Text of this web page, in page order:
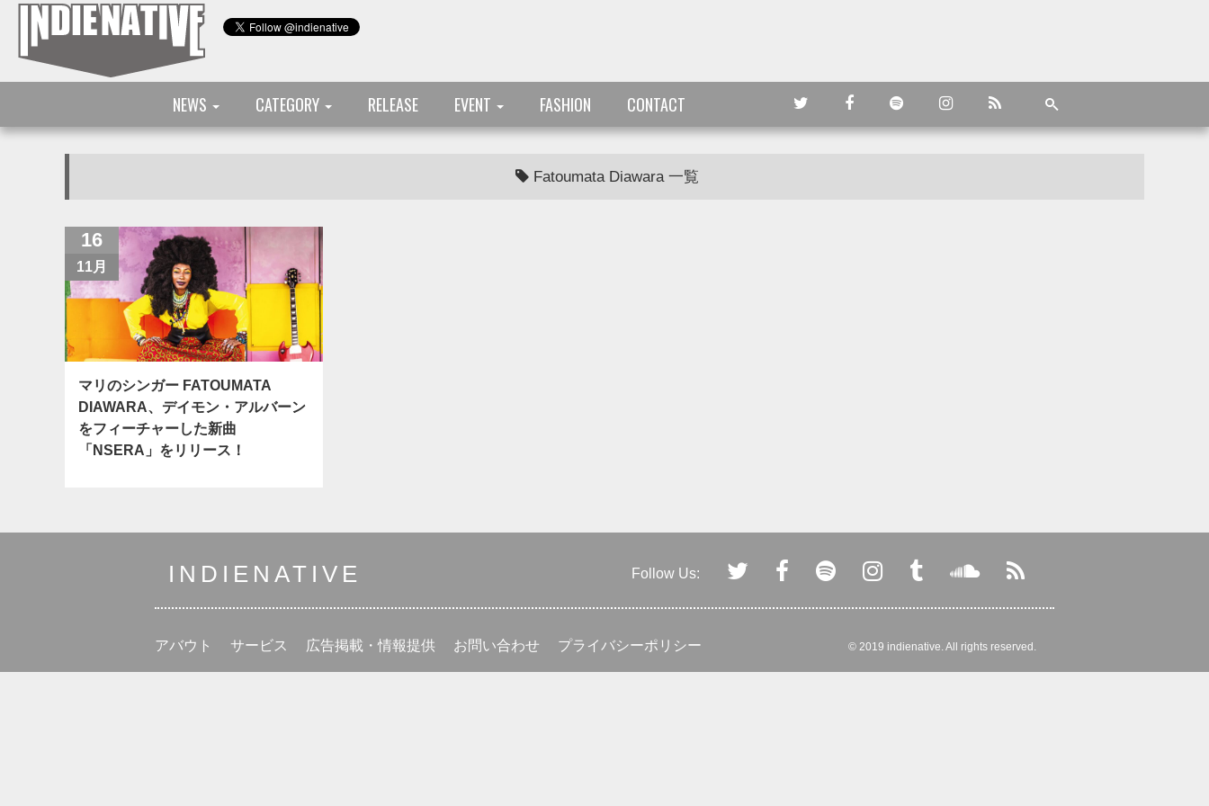
NEWS CATEGORY RELEASE EVENT FASHION CONTACT
Fatoumata Diawara 一覧
16
11月
マリのシンガー FATOUMATA
DIAWARA、デイモン・アルバーン
をフィーチャーした新曲
「NSERA」をリリース！
INDIENATIVE Follow Us:
アバウト サービス 広告掲載・情報提供 お問い合わせ プライバシーポリシー © 2019 indienative. All rights reserved.